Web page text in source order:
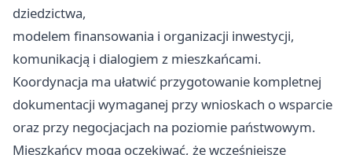
dziedzictwa,
modelem finansowania i organizacji inwestycji,
komunikacją i dialogiem z mieszkańcami.
Koordynacja ma ułatwić przygotowanie kompletnej
dokumentacji wymaganej przy wnioskach o wsparcie
oraz przy negocjacjach na poziomie państwowym.
Mieszkańcy mogą oczekiwać, że wcześniejsze